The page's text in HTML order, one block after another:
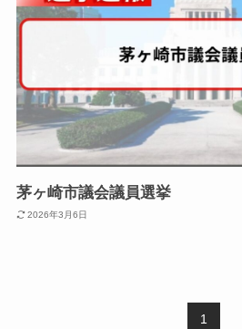
茅ヶ崎市議会議員選挙
2026年3月6日
1